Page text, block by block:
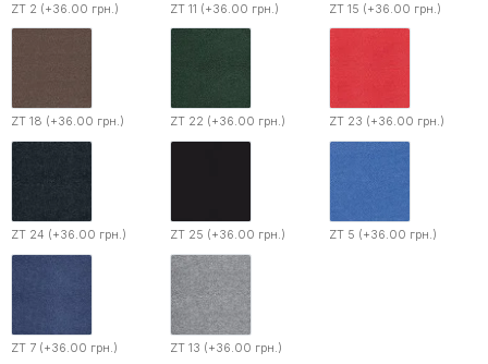
ZT 2 (+36.00 грн.) ZT 11 (+36.00 грн.) ZT 15 (+36.00 грн.)
ZT 18 (+36.00 грн.) ZT 22 (+36.00 грн.) ZT 23 (+36.00 грн.)
ZT 24 (+36.00 грн.) ZT 25 (+36.00 грн.) ZT 5 (+36.00 грн.)
ZT 7 (+36.00 грн.) ZT 13 (+36.00 грн.)